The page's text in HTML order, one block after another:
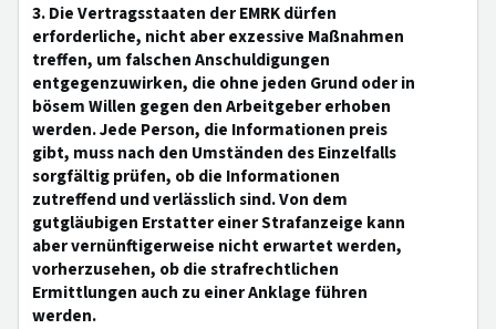
3. Die Vertragsstaaten der EMRK dürfen
erforderliche, nicht aber exzessive Maßnahmen
treffen, um falschen Anschuldigungen
entgegenzuwirken, die ohne jeden Grund oder in
bösem Willen gegen den Arbeitgeber erhoben
werden. Jede Person, die Informationen preis
gibt, muss nach den Umständen des Einzelfalls
sorgfältig prüfen, ob die Informationen
zutreffend und verlässlich sind. Von dem
gutgläubigen Erstatter einer Strafanzeige kann
aber vernünftigerweise nicht erwartet werden,
vorherzusehen, ob die strafrechtlichen
Ermittlungen auch zu einer Anklage führen
werden.